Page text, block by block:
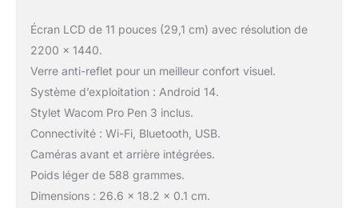
Écran LCD de 11 pouces (29,1 cm) avec résolution de
2200 x 1440.
Verre anti-reflet pour un meilleur confort visuel.
Système d’exploitation : Android 14.
Stylet Wacom Pro Pen 3 inclus.
Connectivité : Wi-Fi, Bluetooth, USB.
Caméras avant et arrière intégrées.
Poids léger de 588 grammes.
Dimensions : 26.6 x 18.2 x 0.1 cm.